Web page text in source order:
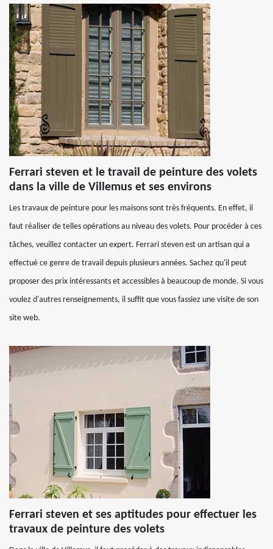
Ferrari steven et le travail de peinture des volets
dans la ville de Villemus et ses environs
Les travaux de peinture pour les maisons sont très fréquents. En effet, il
faut réaliser de telles opérations au niveau des volets. Pour procéder à ces
tâches, veuillez contacter un expert. Ferrari steven est un artisan qui a
effectué ce genre de travail depuis plusieurs années. Sachez qu'il peut
proposer des prix intéressants et accessibles à beaucoup de monde. Si vous
voulez d'autres renseignements, il suffit que vous fassiez une visite de son
site web.
Ferrari steven et ses aptitudes pour effectuer les
travaux de peinture des volets